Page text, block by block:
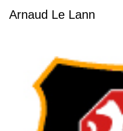
Arnaud Le Lann